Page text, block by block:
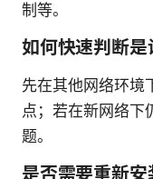
制等。
如何快速判断是
先在其他网络环境
点；若在新网络下
题。
是否需要重新安